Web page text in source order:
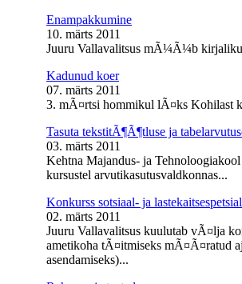
Enampakkumine
10. märts 2011
Juuru Vallavalitsus mÃ¼Ã¼b kirjaliku
Kadunud koer
07. märts 2011
3. mÃ¤rtsi hommikul lÃ¤ks Kohilast
Tasuta tekstitÃ¶Ã¶tluse ja
03. märts 2011
Kehtna Majandus- ja
kursustel arvutikasutusvaldkonnas...
Konkurss sotsiaal- ja
02. märts 2011
Juuru Vallavalitsus kuulutab vÃ¤lja
ametikoha tÃ¤itmiseks mÃ¤Ã¤ratud
asendamiseks)...